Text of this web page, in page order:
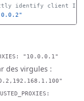
identify client IP
"10.0.0.1"
des virgules :